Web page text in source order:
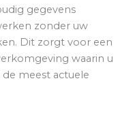
gegevens
zonder uw
Dit zorgt voor een
waarin u
meest actuele